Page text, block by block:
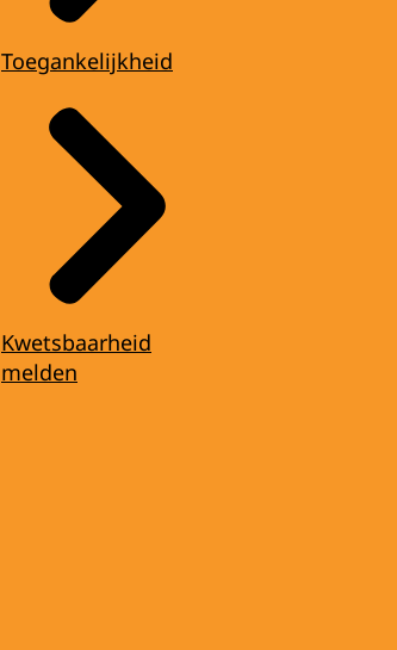
Toegankelijkheid
Kwetsbaarheid
melden